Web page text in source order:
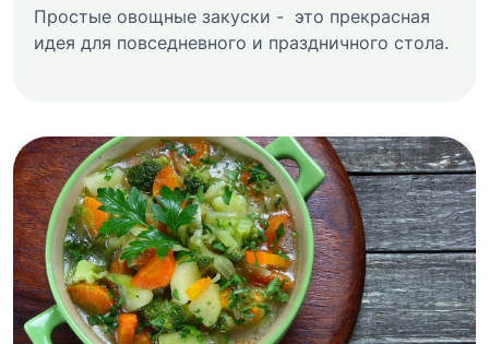
Простые овощные закуски - это прекрасная
идея для повседневного и праздничного стола.